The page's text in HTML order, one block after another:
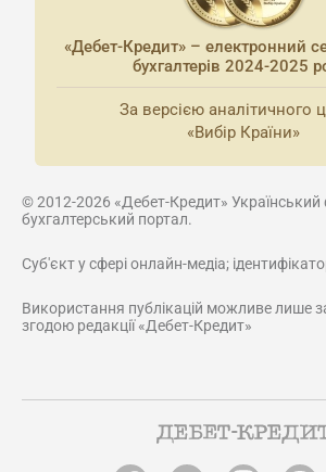
«Дебет-Кредит» – електронний
бухгалтерів 2024-2025
За версією аналітичного
«Вибір Країни»
© 2012-2026 «Дебет-Кредит» Український
бухгалтерський портал.
Суб'єкт у сфері онлайн-медіа;
Використання публікацій можливе лише
згодою редакції «Дебет-Кредит»